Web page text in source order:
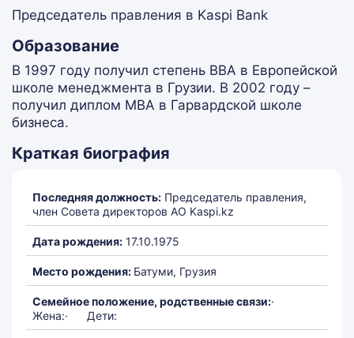
Председатель правления в Kaspi Bank
Образование
В 1997 году получил степень BBA в Европейской
школе менеджмента в Грузии. В 2002 году –
получил диплом MBA в Гарвардской школе
бизнеса.
Краткая биография
Последняя должность: Председатель правления,
член Совета директоров АО Kaspi.kz
Дата рождения: 17.10.1975
Место рождения: Батуми, Грузия
Семейное положение, родственные связи:·
Жена:· Дети: